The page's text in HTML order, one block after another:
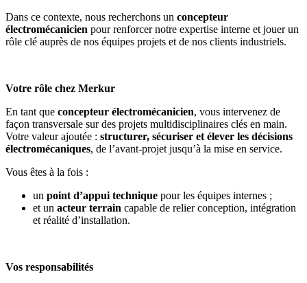
Dans ce contexte, nous recherchons un concepteur
électromécanicien pour renforcer notre expertise interne et jouer un
rôle clé auprès de nos équipes projets et de nos clients industriels.
Votre rôle chez Merkur
En tant que concepteur électromécanicien, vous intervenez de
façon transversale sur des projets multidisciplinaires clés en main.
Votre valeur ajoutée : structurer, sécuriser et élever les décisions
électromécaniques, de l’avant‑projet jusqu’à la mise en service.
Vous êtes à la fois :
un point d’appui technique pour les équipes internes ;
et un acteur terrain capable de relier conception, intégration
et réalité d’installation.
Vos responsabilités